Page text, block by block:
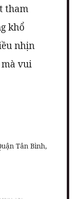
tham
khổ
nhịn
vui
Tân Bình,